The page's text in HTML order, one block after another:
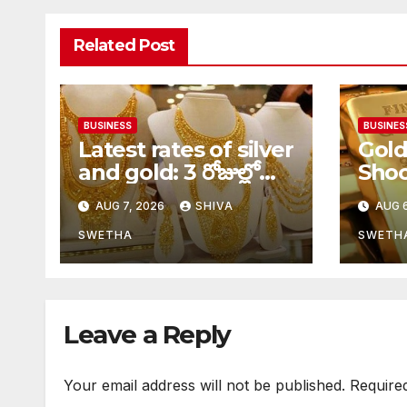
Related Post
BUSINESS
Latest rates of silver
and gold: 3 రోజుల్లో
రూ.5వేల 900 పెరిగిన
తులం గోల్డ్…
AUG 7, 2026 SHIVA
SWETHA
900
AUG
Leave a Reply
Your email address will not be published.